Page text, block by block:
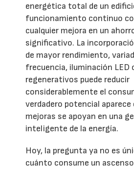
energética total de un
funcionamiento continuo
cualquier mejora en un
significativo. La
de mayor rendimiento,
frecuencia, iluminación LED
regenerativos puede reducir
considerablemente el
verdadero potencial
mejoras se apoyan en una
inteligente de la energía.
Hoy, la pregunta ya no es
cuánto consume un